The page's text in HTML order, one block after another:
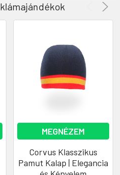
MEGNÉZEM
Corvus Klasszikus
Pamut Kalap | Elegancia